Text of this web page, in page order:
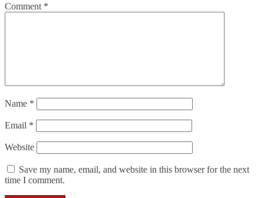
Comment *
Name *
Email *
Website
Save my name, email, and website in this browser for the next
time I comment.